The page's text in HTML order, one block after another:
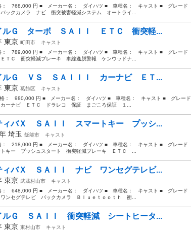
： 768,000 円 ■ メーカー名： ダイハツ ■ 車種名： キャスト ■ グレード
クカメラ ナビ 衝突被害軽減システム オートライ...
ルＧ ターボ ＳＡＩＩ ＥＴＣ 衝突軽...
東京 町田市
キャスト
： 789,000 円 ■ メーカー名： ダイハツ ■ 車種名： キャスト ■ グレード
Ｃ 衝突軽減ブレーキ 車線逸脱警報 ケンウッドナ...
ルＧ ＶＳ ＳＡＩＩＩ カーナビ ＥＴ...
東京 葛飾区
キャスト
： 980,000 円 ■ メーカー名： ダイハツ ■ 車種名： キャスト ■ グレード
ーナビ ＥＴＣ ドラレコ 保証 まごころ保証 １...
ィバＸ ＳＡＩＩ スマートキー プッシ...
埼玉 飯能市
キャスト
： 218,000 円 ■ メーカー名： ダイハツ ■ 車種名： キャスト ■ グレード
キー プッシュスタート 衝突軽減ブレーキ ＥＴＣ ...
ィバＸ ＳＡＩＩ ナビ ワンセグテレビ...
東京 武蔵村山市
キャスト
： 648,000 円 ■ メーカー名： ダイハツ ■ 車種名： キャスト ■ グレード
セグテレビ バックカメラ Ｂｌｕｅｔｏｏｔｈ 衝...
ルＧ ＳＡＩＩ 衝突軽減 シートヒータ...
東京 東村山市
キャスト